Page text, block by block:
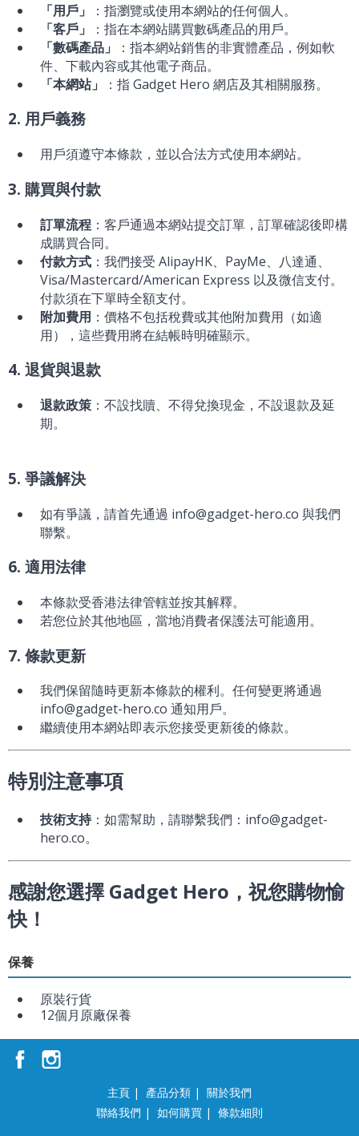
「用戶」
：指瀏覽或使用本網站的任何個人。
「客戶」
：指在本網站購買數碼產品的用戶。
「數碼產品」
：指本網站銷售的非實體產品，例如軟
件、下載內容或其他電子商品。
「本網站」
：指 Gadget Hero 網店及其相關服務。
2. 用戶義務
用戶須遵守本條款，並以合法方式使用本網站。
3. 購買與付款
訂單流程 ：客戶通過本網站提交訂單，訂單確認後即構
成購買合同。
付款方式 ：我們接受 AlipayHK、PayMe、八達通、
Visa/Mastercard/American Express 以及微信支付。
付款須在下單時全額支付。
附加費用 ：價格不包括稅費或其他附加費用（如適
用），這些費用將在結帳時明確顯示。
4. 退貨與退款
退款政策 ：不設找贖、不得兌換現金，不設退款及延
期。
5. 爭議解決
如有爭議，請首先通過 info@gadget-hero.co 與我們
聯繫。
6. 適用法律
本條款受香港法律管轄並按其解釋。
若您位於其他地區，當地消費者保護法可能適用。
7. 條款更新
我們保留隨時更新本條款的權利。任何變更將通過
info@gadget-hero.co 通知用戶。
繼續使用本網站即表示您接受更新後的條款。
特別注意事項
技術支持：如需幫助，請聯繫我們：info@gadget-
hero.co。
感謝您選擇 Gadget Hero，祝您購物愉
快！
保養
原裝行貨
12個月原廠保養
主頁 | 產品分類 | 關於我們
聯絡我們 | 如何購買 | 條款細則